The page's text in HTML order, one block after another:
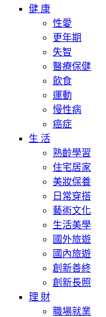
健 康
性愛
更年期
失智
醫療保健
飲食
運動
慢性病
癌症
生 活
熟齡學習
住宅居家
美妝保養
日常穿搭
藝術文化
生活美學
國外旅遊
國內旅遊
創新善終
創新長照
理 財
職場就業